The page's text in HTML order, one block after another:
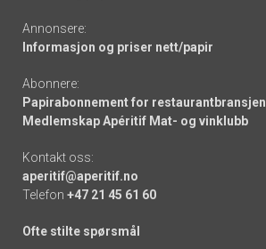
Annonsere:
Informasjon og priser nett/papir
Abonnere:
Papirabonnement for restaurantbransjen
Medlemskap Apéritif Mat- og vinklubb
Kontakt oss:
aperitif@aperitif.no
Telefon +47 21 45 61 60
Ofte stilte spørsmål